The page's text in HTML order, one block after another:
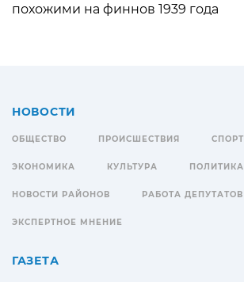
похожими на финнов 1939 года
НОВОСТИ
ОБЩЕСТВО ПРОИСШЕСТВИЯ СПОРТ
ЭКОНОМИКА КУЛЬТУРА ПОЛИТИКА
НОВОСТИ РАЙОНОВ РАБОТА ДЕПУТАТОВ
ЭКСПЕРТНОЕ МНЕНИЕ
ГАЗЕТА